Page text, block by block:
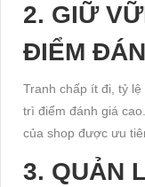
2. GIỮ
ĐIỂM
Tranh chấp ít đi, tỷ
trì điểm đánh giá
của shop được ưu
3. QUẢN